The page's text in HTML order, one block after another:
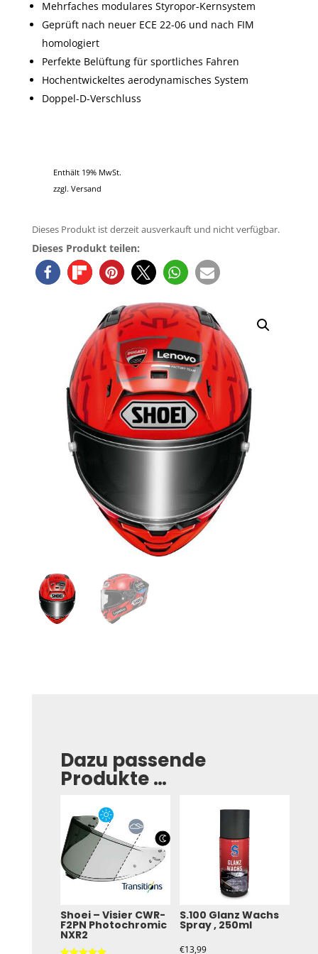
Dieses Produkt teilen:
Mehrfaches modulares Styropor-Kernsystem
Geprüft nach neuer ECE 22-06 und nach FIM
homologiert
Perfekte Belüftung für sportliches Fahren
Hochentwickeltes aerodynamisches System
Doppel-D-Verschluss
Enthält 19% MwSt.
zzgl. Versand
Dieses Produkt ist derzeit ausverkauft und nicht verfügbar.
Dazu passende
Produkte …
Shoei – Visier CWR-
F2PN Photochromic
NXR2
S.100 Glanz Wachs
Spray , 250ml
€13,99